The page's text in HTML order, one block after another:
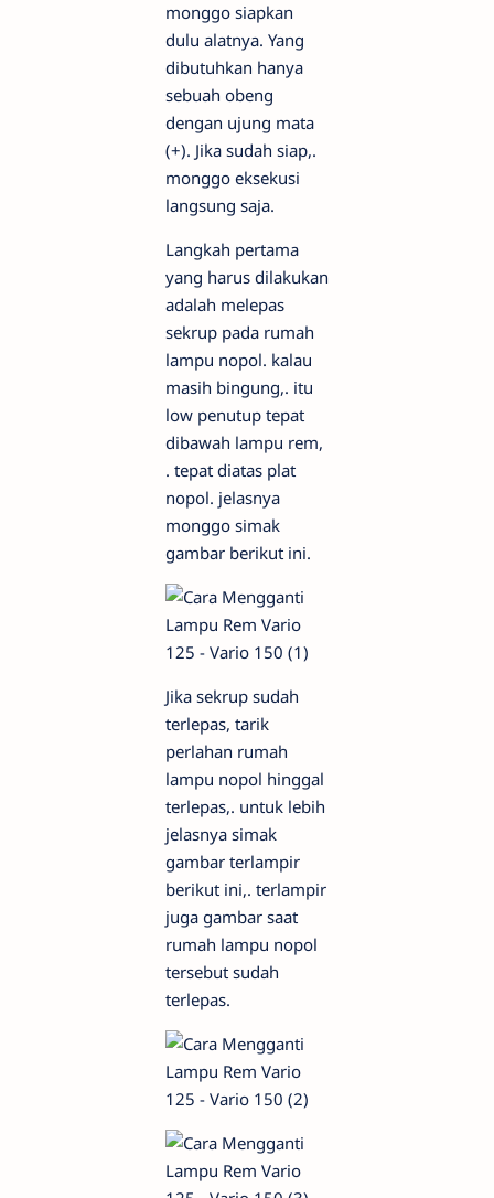
monggo siapkan
dulu alatnya. Yang
dibutuhkan hanya
sebuah obeng
dengan ujung mata
(+). Jika sudah siap,.
monggo eksekusi
langsung saja.
Langkah pertama
yang harus dilakukan
adalah melepas
sekrup pada rumah
lampu nopol. kalau
masih bingung,. itu
low penutup tepat
dibawah lampu rem,
. tepat diatas plat
nopol. jelasnya
monggo simak
gambar berikut ini.
Jika sekrup sudah
terlepas, tarik
perlahan rumah
lampu nopol hinggal
terlepas,. untuk lebih
jelasnya simak
gambar terlampir
berikut ini,. terlampir
juga gambar saat
rumah lampu nopol
tersebut sudah
terlepas.